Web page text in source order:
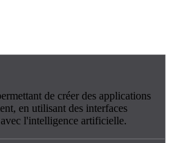
de créer des applications
en utilisant des interfaces
l'intelligence artificielle.